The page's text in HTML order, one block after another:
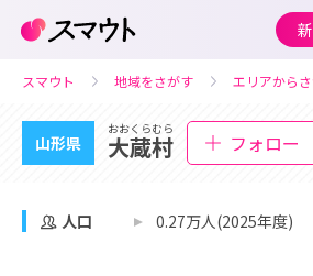
スマウト 地域をさがす エリアから
山形県
おおくらむら
大蔵村 フォロー
人口 0.27万人(2025年度)